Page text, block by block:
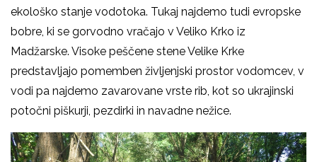
ekološko stanje vodotoka. Tukaj najdemo tudi evropske
bobre, ki se gorvodno vračajo v Veliko Krko iz
Madžarske. Visoke peščene stene Velike Krke
predstavljajo pomemben življenjski prostor vodomcev, v
vodi pa najdemo zavarovane vrste rib, kot so ukrajinski
potočni piškurji, pezdirki in navadne nežice.